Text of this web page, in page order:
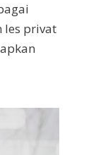
les privat